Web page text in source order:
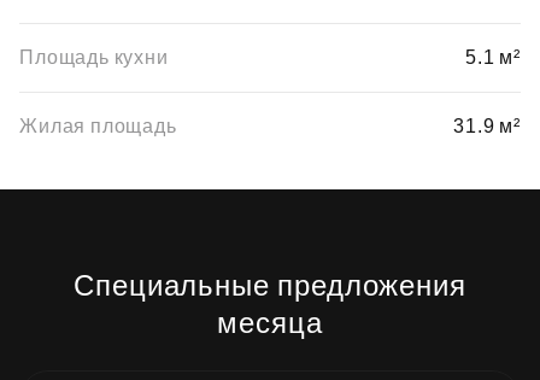
Площадь кухни 5.1 м²
Жилая площадь 31.9 м²
Специальные предложения
месяца